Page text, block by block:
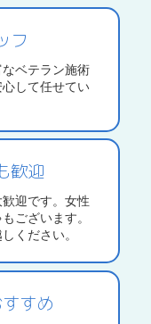
フ
ベテラン施術
して任せてい
歓迎
迎です。女性
ございます。
ください。
すめ